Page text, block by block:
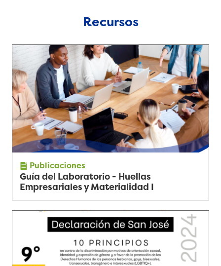
Recursos
Publicaciones
Guía del Laboratorio - Huellas
Empresariales y Materialidad I